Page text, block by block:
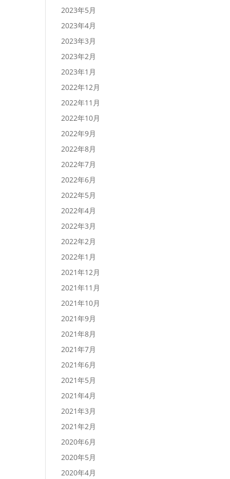
2023年5月
2023年4月
2023年3月
2023年2月
2023年1月
2022年12月
2022年11月
2022年10月
2022年9月
2022年8月
2022年7月
2022年6月
2022年5月
2022年4月
2022年3月
2022年2月
2022年1月
2021年12月
2021年11月
2021年10月
2021年9月
2021年8月
2021年7月
2021年6月
2021年5月
2021年4月
2021年3月
2021年2月
2020年6月
2020年5月
2020年4月